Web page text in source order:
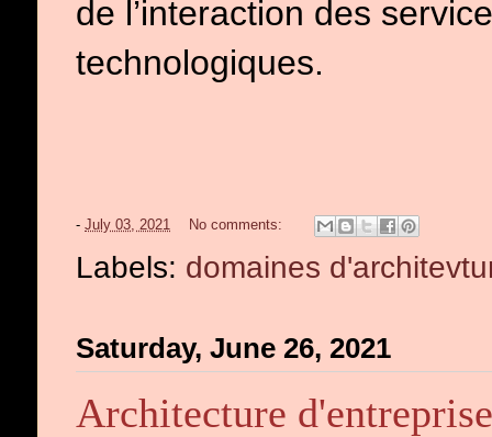
de l’interaction des
technologiques.
- July 03, 2021 No comments:
Labels: domaines
Saturday, June 26, 2021
Architecture